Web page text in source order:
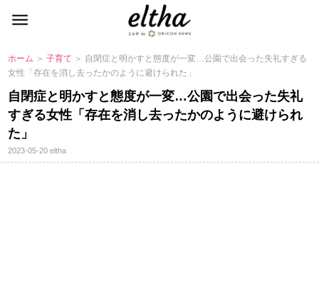
ホーム ＞子育て ＞ 自閉症と明かすと態度が一変…公園で出会った失礼すぎる
女性「存在を消し去ったかのように避けられた」
自閉症と明かすと態度が一変…公園で出会った失礼
すぎる女性「存在を消し去ったかのように避けられ
た」
2023-05-20eltha